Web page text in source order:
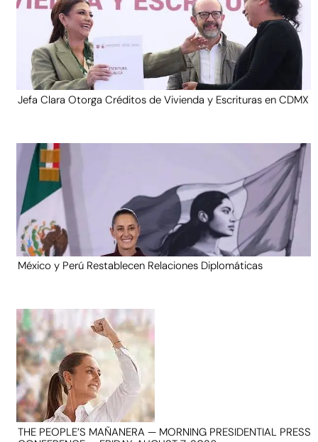
Jefa Clara Otorga Créditos de Vivienda y Escrituras en CDMX
México y Perú Restablecen Relaciones Diplomáticas
THE PEOPLE’S MAÑANERA — MORNING PRESIDENTIAL PRESS